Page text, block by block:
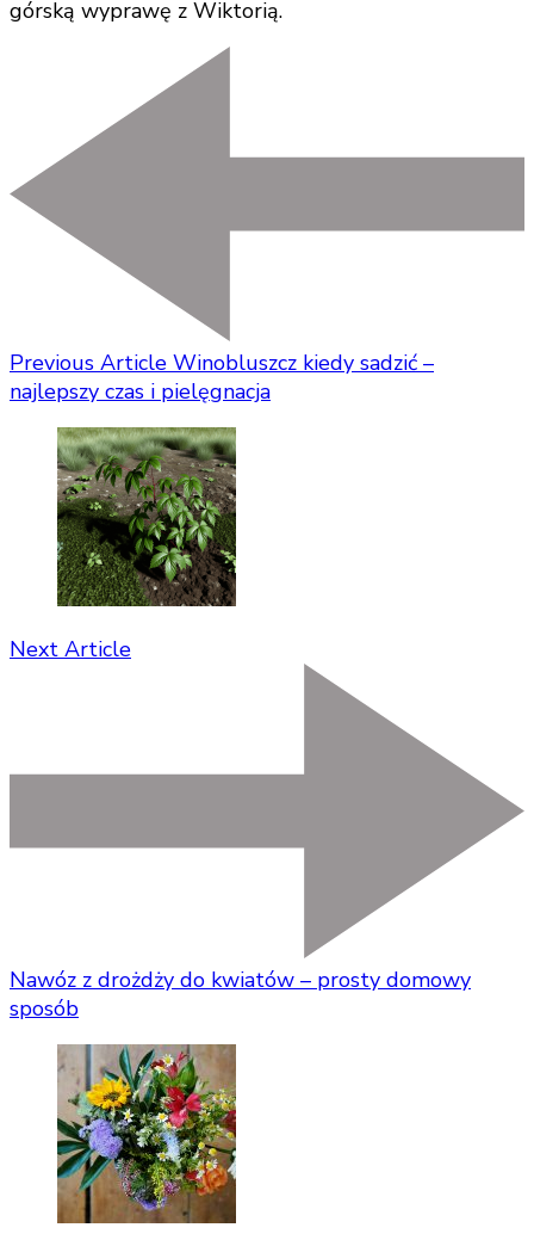
górską wyprawę z Wiktorią.
Previous Article Winobluszcz kiedy sadzić –
najlepszy czas i pielęgnacja
Next Article
Nawóz z drożdży do kwiatów – prosty domowy
sposób